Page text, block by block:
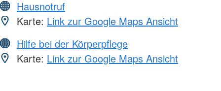
Hausnotruf
Karte: Link zur Google Maps Ansicht
Hilfe bei der Körperpflege
Karte: Link zur Google Maps Ansicht